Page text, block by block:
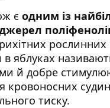
є одним із
рослинних
яблуках
й добре
кровоносних
тиску.